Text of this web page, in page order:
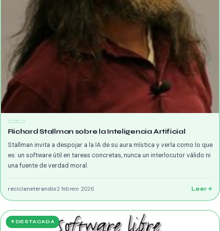
Richard Stallman sobre la Inteligencia Artificial
Stallman invita a despojar a la IA de su aura mística y verla como lo que
es: un software útil en tareas concretas, nunca un interlocutor válido ni
una fuente de verdad moral.
reciclaneterandio2 febrero 2026 Leer
⭐ DESTACADA